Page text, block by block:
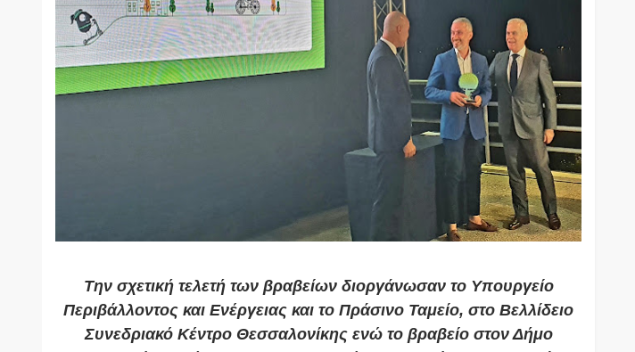
Την σχετική τελετή των βραβείων διοργάνωσαν το Υπουργείο
Περιβάλλοντος και Ενέργειας και το Πράσινο Ταμείο, στο Βελλίδειο
Συνεδριακό Κέντρο Θεσσαλονίκης ενώ το βραβείο στον Δήμο